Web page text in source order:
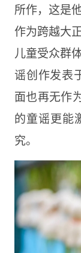
所作，这是
作为跨越大
儿童受众群
谣创作发表
面也再无作
的童谣更能
究。